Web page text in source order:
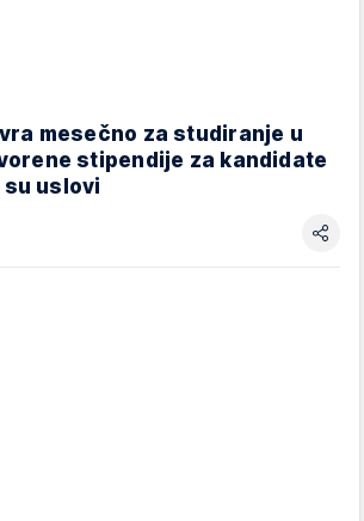
mesečno za studiranje u
stipendije za kandidate
su uslovi